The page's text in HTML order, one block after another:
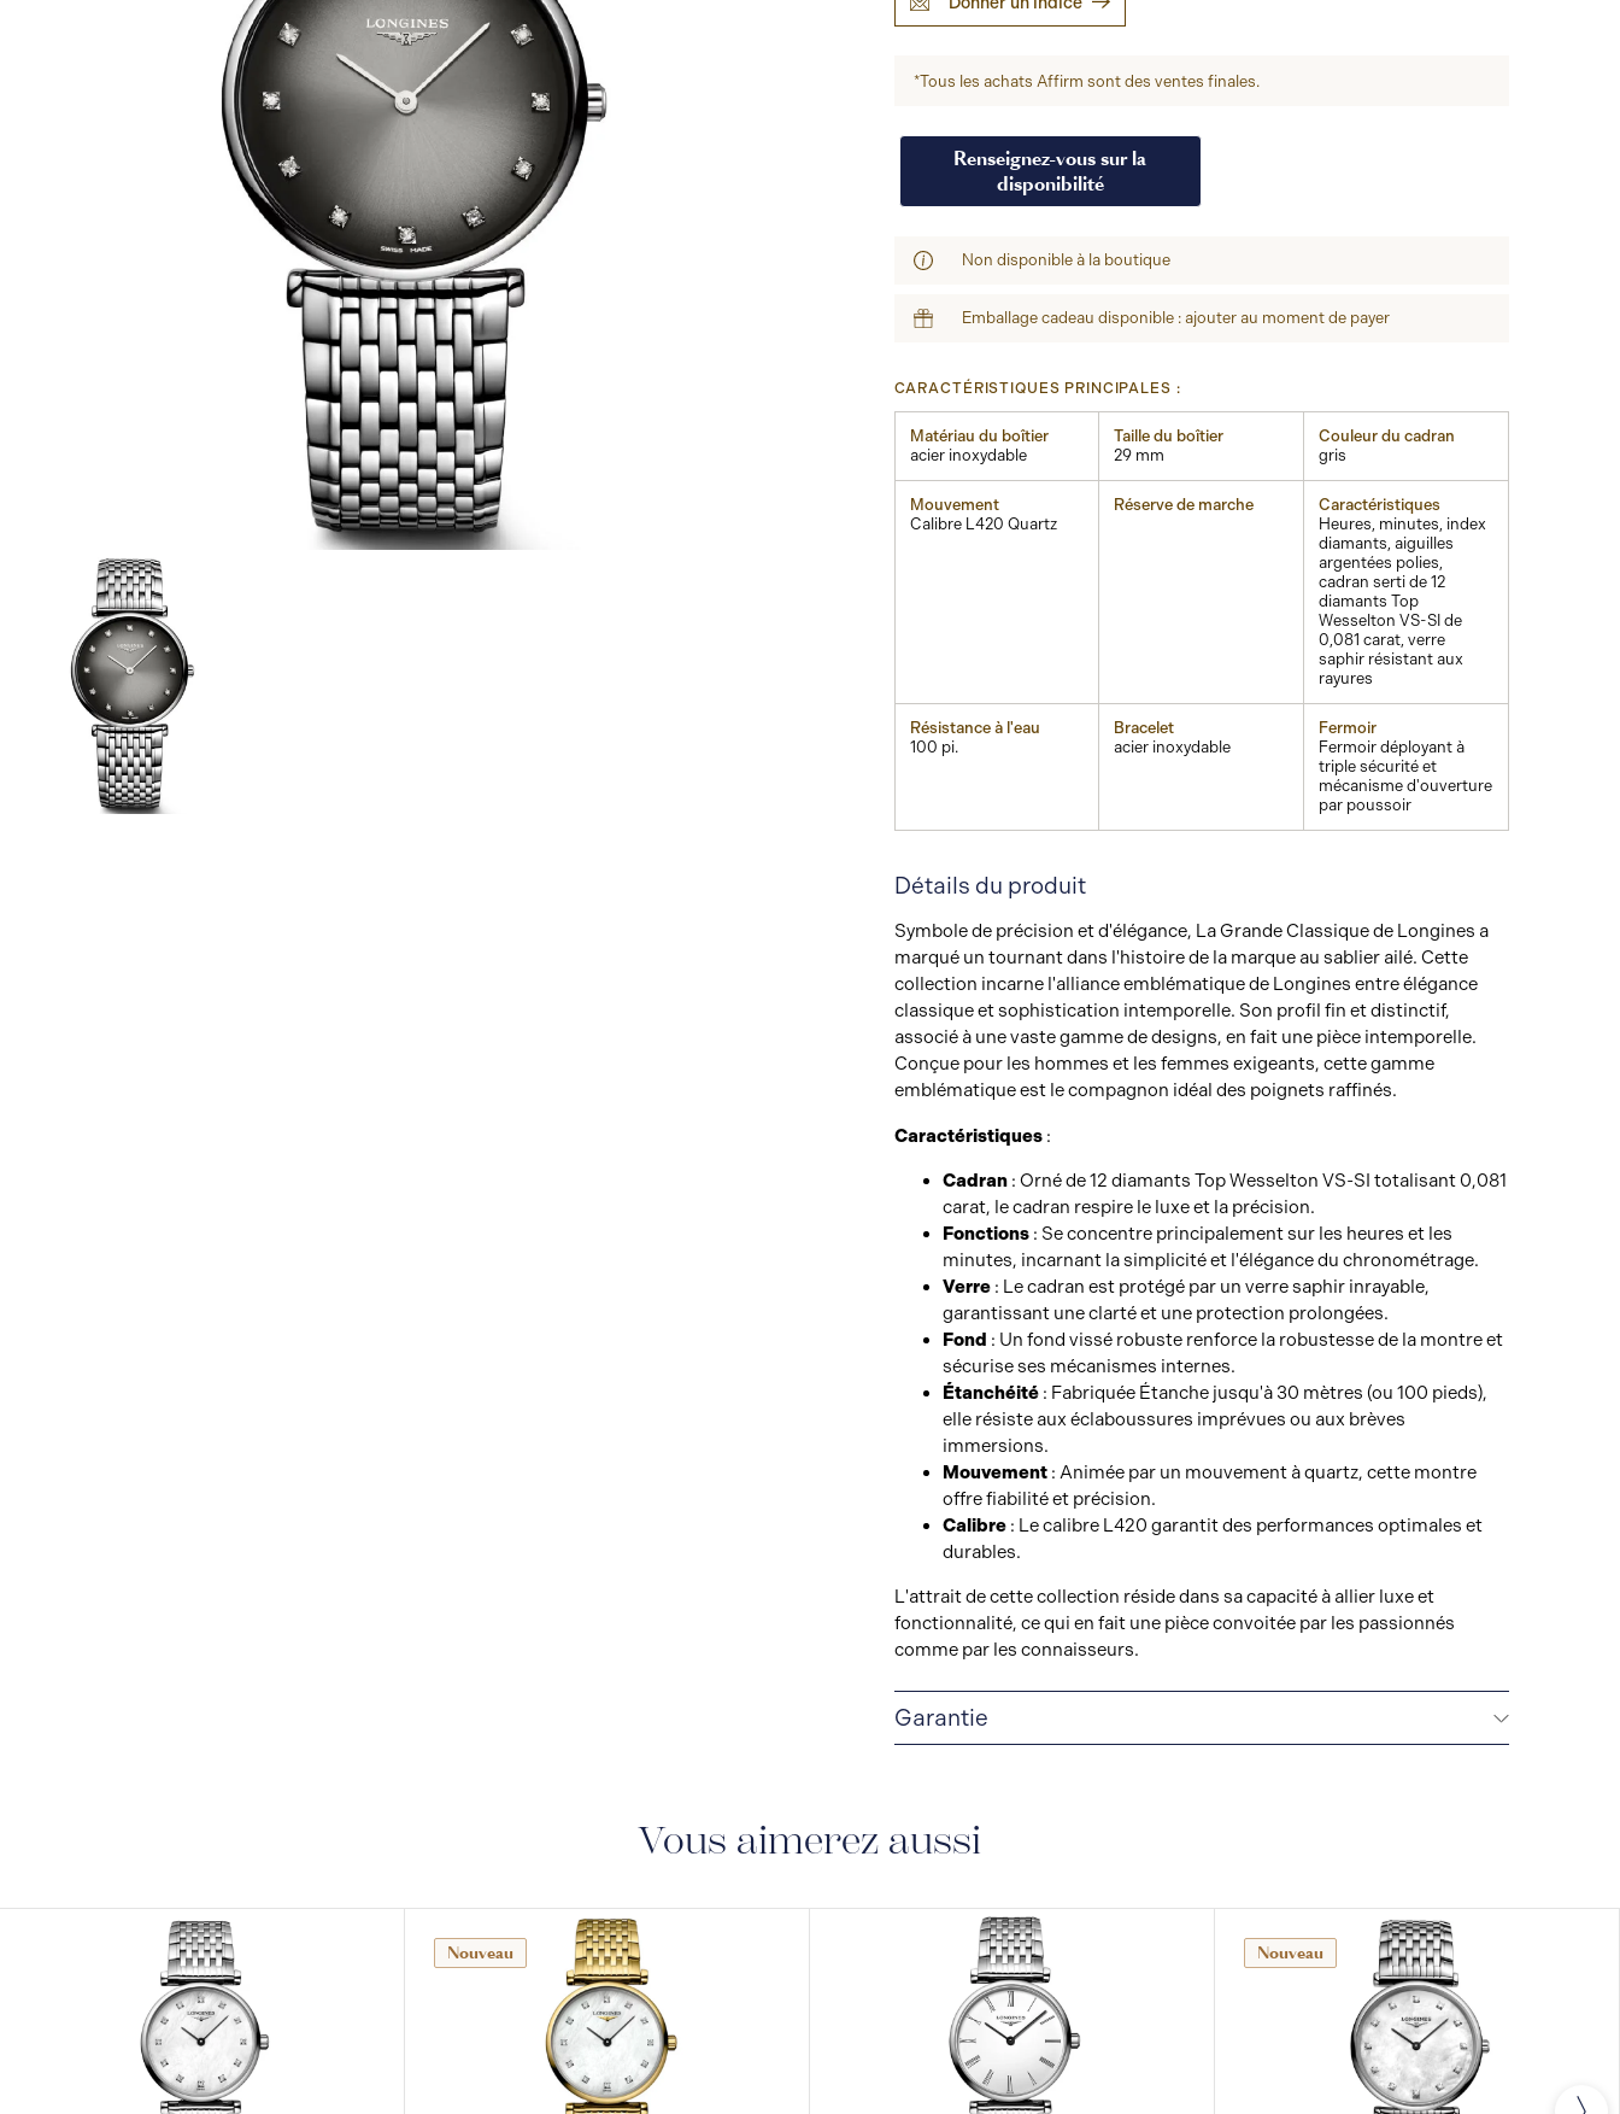
*Tous les achats Affirm sont des ventes finales.
Renseignez-vous sur la
disponibilité
Non disponible à la boutique
Emballage cadeau disponible : ajouter au moment de payer
CARACTÉRISTIQUES PRINCIPALES :
Matériau du boîtier
acier inoxydable
Taille du boîtier
29 mm
Couleur du cadran
gris
Mouvement
Calibre L420 Quartz
Réserve de marche
Caractéristiques
Heures, minutes, index
diamants, aiguilles
argentées polies,
cadran serti de 12
diamants Top
Wesselton VS-SI de
0,081 carat, verre
saphir résistant aux
rayures
Résistance à l'eau
100 pi.
Bracelet
acier inoxydable
Fermoir
Fermoir déployant à
triple sécurité et
mécanisme d'ouverture
par poussoir
Détails du produit
Symbole de précision et d'élégance, La Grande Classique de Longines a
marqué un tournant dans l'histoire de la marque au sablier ailé. Cette
collection incarne l'alliance emblématique de Longines entre élégance
classique et sophistication intemporelle. Son profil fin et distinctif,
associé à une vaste gamme de designs, en fait une pièce intemporelle.
Conçue pour les hommes et les femmes exigeants, cette gamme
emblématique est le compagnon idéal des poignets raffinés.
Caractéristiques:
Cadran: Orné de 12 diamants Top Wesselton VS-SI totalisant 0,081
carat, le cadran respire le luxe et la précision.
Fonctions: Se concentre principalement sur les heures et les
minutes, incarnant la simplicité et l'élégance du chronométrage.
Verre: Le cadran est protégé par un verre saphir inrayable,
garantissant une clarté et une protection prolongées.
Fond : Un fond vissé robuste renforce la robustesse de la montre et
sécurise ses mécanismes internes.
Étanchéité: Fabriquée Étanche jusqu'à 30 mètres (ou 100 pieds),
elle résiste aux éclaboussures imprévues ou aux brèves
immersions.
Mouvement: Animée par un mouvement à quartz, cette montre
offre fiabilité et précision.
Calibre: Le calibre L420 garantit des performances optimales et
durables.
L'attrait de cette collection réside dans sa capacité à allier luxe et
fonctionnalité, ce qui en fait une pièce convoitée par les passionnés
comme par les connaisseurs.
Garantie
garantie de cinq (5) ans sur les montres mécaniques achetées à partir du
bracelets sont couverts par une garantie internationale de 24 mois pour
tout défaut de matériau ou de fabrication.
Vous aimerez aussi
Nouveau Nouveau